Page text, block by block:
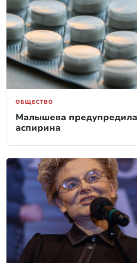
ОБЩЕСТВО
Малышева предупредила
аспирина